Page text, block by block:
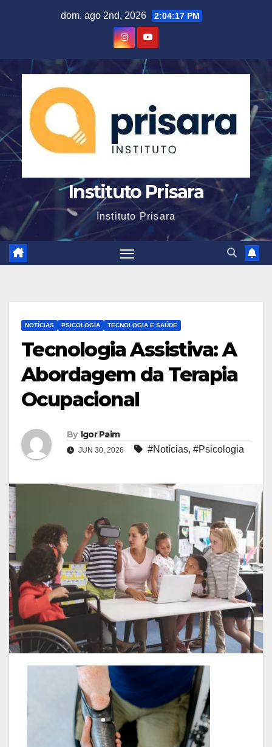
dom. ago 2nd, 2026 2:04:18 PM
Instituto Prisara
Instituto Prisara
NOTÍCIAS PSICOLOGIA TECNOLOGIA E SAÚDE
Tecnologia Assistiva: A
Abordagem da Terapia
Ocupacional
By Igor Paim
JUN 30, 2026 #Notícias, #Psicologia